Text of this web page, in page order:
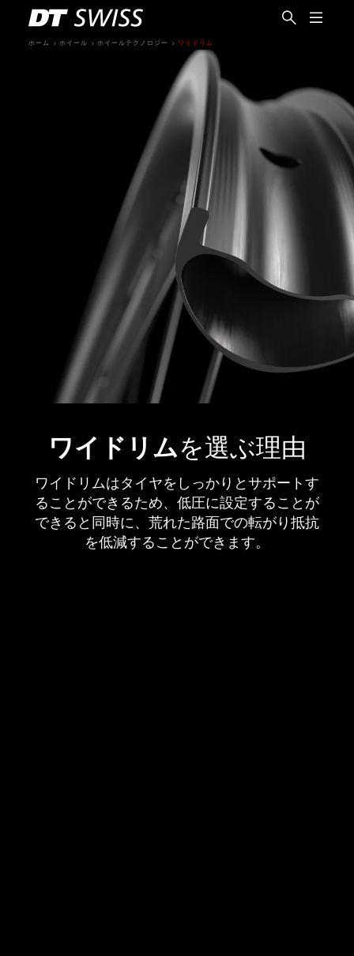
日本語
ホーム ホイール ホイールテクノロジー ワイドリム
ワイドリムを選ぶ理由
ワイドリムはタイヤをしっかりとサポートす
ることができるため、低圧に設定することが
できると同時に、荒れた路面での転がり抵抗
を低減することができます。